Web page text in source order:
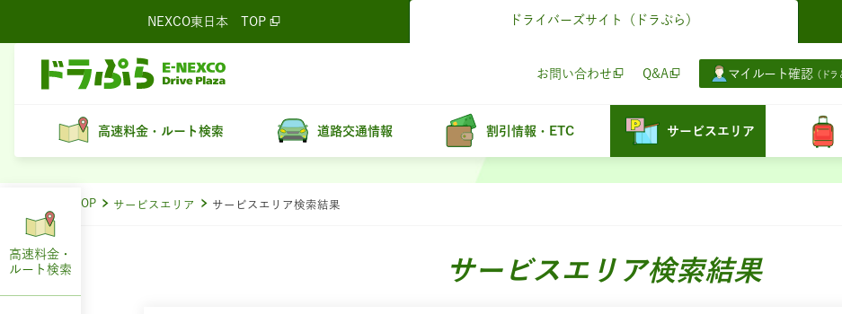
NEXCO東日本 TOP ドライバーズサイト （ドラぷら）
お問い合わせ Q&A マイルート確認 （ドラ
高速料金・ルート検索 道路交通情報 割引情報・ETC サービスエリア
ドラぷらTOP サービスエリア サービスエリア検索結果
サービスエリア検索結果
高速料金・
ルート 検索